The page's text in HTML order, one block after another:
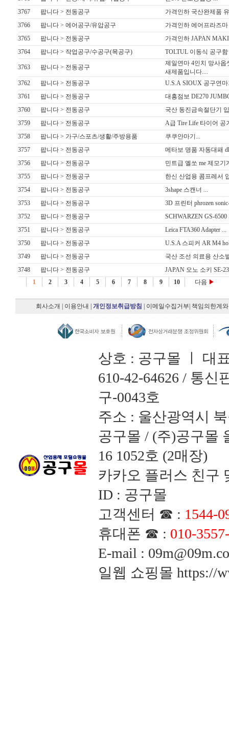
3767
팝니다 > 전동공구
가격인하 국산완제품
3766
팝니다 > 에어공구/유압공구
가격인하 에어프라즈
3765
팝니다 > 전동공구
가격인하 JAPAN
3764
팝니다 > 작업공구/수공구(목공구) TOLTUL 이동식 공구함
3763 팝니다 > 전동공구
제일연마 4인치 망사옵
새제품입니다....
3762
팝니다 > 전동공구
U.S.A SIOUX 공구연마
3761
팝니다 > 전동공구
대흥점보 DE270
3760
팝니다 > 전동공구
국산 동진금속절단기
3759
팝니다 > 전동공구
A급 Tire Life 타이어 공
3758
팝니다 > 가구/스포츠/생활/주방용품
쿠쿠안마기...
3757
팝니다 > 전동공구
메타보 명품 자동대패
3756
팝니다 > 전동공구
민트급 엘쏘 me 제모기
3755
팝니다 > 전동공구
한신 산업용 콤프레서
3754
팝니다 > 전동공구
3shape 스캔너 ...
3753
팝니다 > 전동공구
3D 프린터 phrozen
3752
팝니다 > 전동공구
SCHWARZEN GS-
3751
팝니다 > 전동공구
Leica FTA360 Adapter ...
3750
팝니다 > 전동공구
U.S.A 스피커 AR M4
3749
팝니다 > 전동공구
국산 조선 의료용 산소
3748
팝니다 > 전동공구
JAPAN 오노 소키 SE-
1
2 3 4 5 6 7 8 9 10 다음 ▶
회사소개 이용안내 개인정보취급방침 이메일수집거부 책임의한계
상호 : 공구몰 ㅣ 대
610-42-64626 / 통신
구-0043호
주소 : 울산광역시
공구몰 / (주)공구몰
16 1052호 (2매장)
카카오 플러스 친구
ID : 공구몰
고객센터 ☎ : 1544-
휴대폰 ☎ : 010-
E-mail :
일웹 쇼핑몰 https://